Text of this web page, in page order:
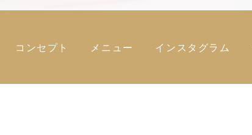
コンセプト メニュー インスタグラム